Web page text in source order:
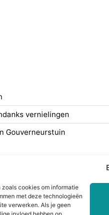
cookies om informatie
met deze technologieën
verwerken. Als je geen
vernielingen
Gouverneurstuin